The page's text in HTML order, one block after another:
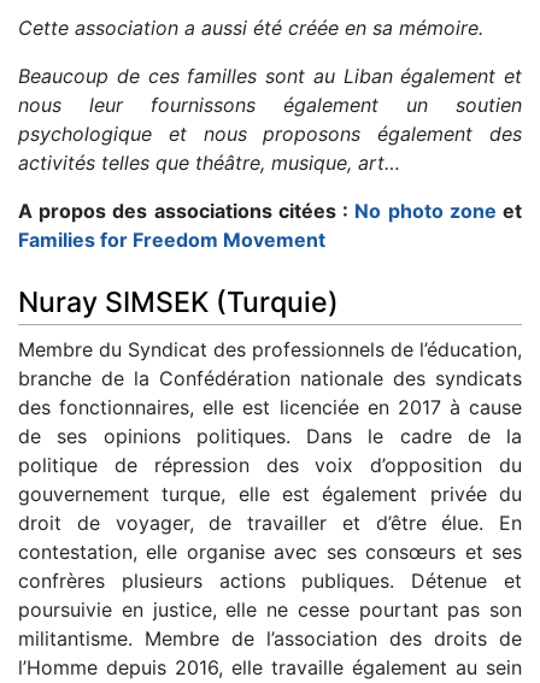
Cette association a aussi été créée en sa mémoire.
Beaucoup de ces familles sont au Liban également et
nous leur fournissons également un soutien
psychologique et nous proposons également des
activités telles que théâtre, musique, art…
A propos des associations citées : No photo zone et
Families for Freedom Movement
Nuray SIMSEK (Turquie)
Membre du Syndicat des professionnels de l’éducation,
branche de la Confédération nationale des syndicats
des fonctionnaires, elle est licenciée en 2017 à cause
de ses opinions politiques. Dans le cadre de la
politique de répression des voix d’opposition du
gouvernement turque, elle est également privée du
droit de voyager, de travailler et d’être élue. En
contestation, elle organise avec ses consœurs et ses
confrères plusieurs actions publiques. Détenue et
poursuivie en justice, elle ne cesse pourtant pas son
militantisme. Membre de l’association des droits de
l’Homme depuis 2016, elle travaille également au sein